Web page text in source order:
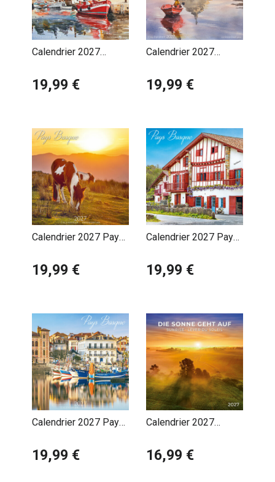
Calendrier 2027
Normandie Honfleur
19,99 €
Calendrier 2027
Normandie Mont Saint
19,99 €
Calendrier 2027 Pays
19,99 €
Calendrier 2027 Pays
19,99 €
Calendrier 2027 Pays
19,99 €
Calendrier 2027
avec Poster Offert
16,99 €